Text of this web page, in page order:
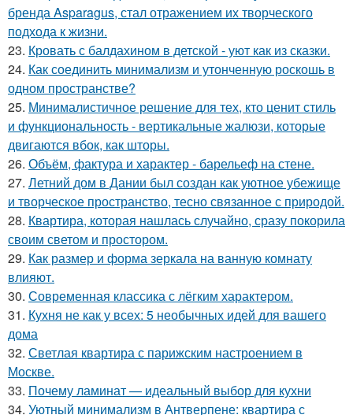
бренда Asparagus, стал отражением их творческого
подхода к жизни.
23. Кровать с балдахином в детской - уют как из сказки.
24. Как соединить минимализм и утонченную роскошь в
одном пространстве?
25. Минималистичное решение для тех, кто ценит стиль
и функциональность - вертикальные жалюзи, которые
двигаются вбок, как шторы.
26. Объём, фактура и характер - барельеф на стене.
27. Летний дом в Дании был создан как уютное убежище
и творческое пространство, тесно связанное с природой.
28. Квартира, которая нашлась случайно, сразу покорила
своим светом и простором.
29. Как размер и форма зеркала на ванную комнату
влияют.
30. Современная классика с лёгким характером.
31. Кухня не как у всех: 5 необычных идей для вашего
дома
32. Светлая квартира с парижским настроением в
Москве.
33. Почему ламинат — идеальный выбор для кухни
34. Уютный минимализм в Антверпене: квартира с